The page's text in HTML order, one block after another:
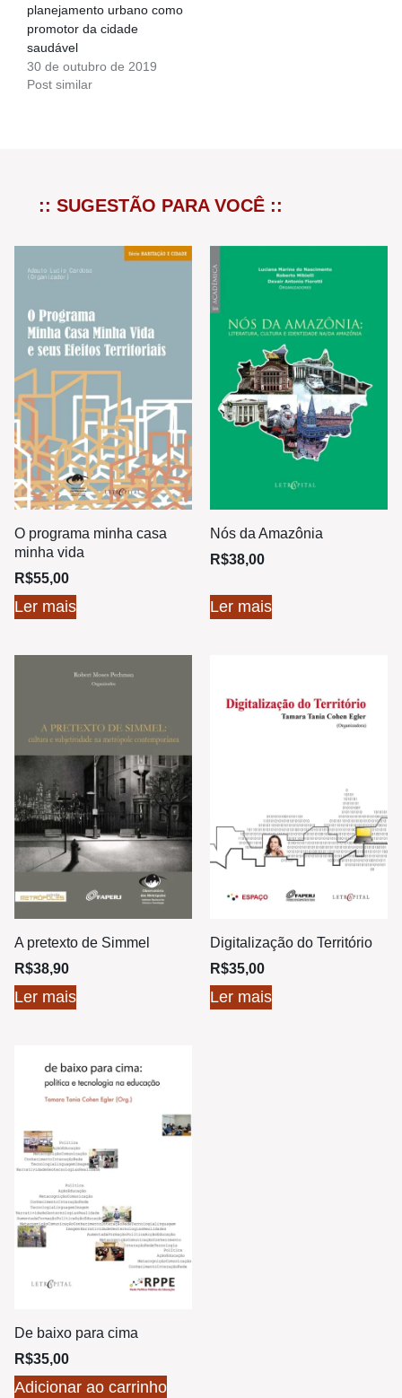
planejamento urbano como
promotor da cidade
saudável
30 de outubro de 2019
Post similar
:: SUGESTÃO PARA VOCÊ ::
O programa minha casa
minha vida
R$55,00
Ler mais
Nós da Amazônia
R$38,00
Ler mais
A pretexto de Simmel
R$38,90
Ler mais
Digitalização do Território
R$35,00
Ler mais
De baixo para cima
R$35,00
Adicionar ao carrinho